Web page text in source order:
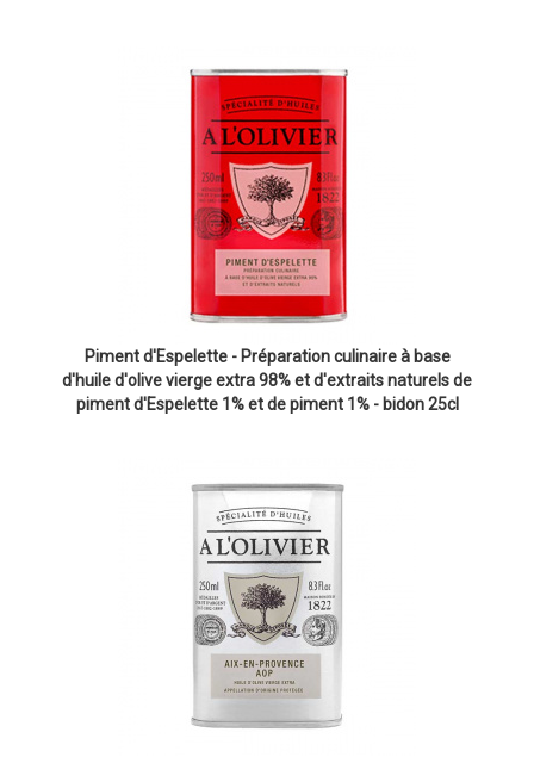
Piment d'Espelette - Préparation culinaire à base
d'huile d'olive vierge extra 98% et d'extraits naturels de
piment d'Espelette 1% et de piment 1% - bidon 25cl